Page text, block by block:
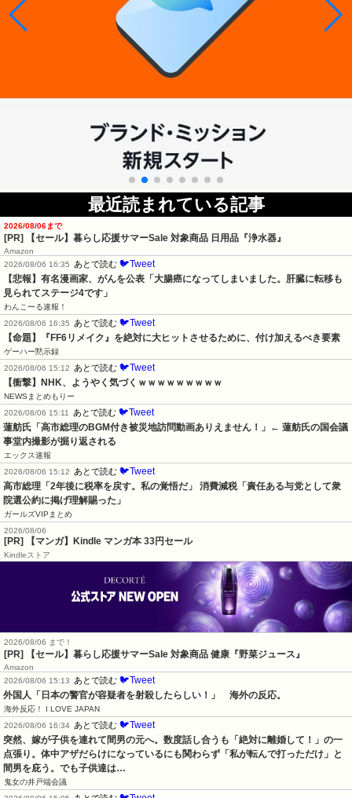
最近読まれている記事
2026/08/06まで
[PR] 【セール】暮らし応援サマーSale 対象商品 日用品『浄水器』
Amazon
2026/08/06 16:35
あとで読む 🐦Tweet
【悲報】有名漫画家、がんを公表「大腸癌になってしまいました。肝臓に転移も
見られてステージ4です」
わんこーる速報！
2026/08/06 16:35
あとで読む 🐦Tweet
【命題】『FF6リメイク』を絶対に大ヒットさせるために、付け加えるべき要素
ゲーハー黙示録
2026/08/06 15:12
あとで読む 🐦Tweet
【衝撃】NHK、ようやく気づくｗｗｗｗｗｗｗｗｗ
NEWSまとめもりー
2026/08/06 15:11
あとで読む 🐦Tweet
蓮舫氏「高市総理のBGM付き被災地訪問動画ありえません！」← 蓮舫氏の国会議
事堂内撮影が掘り返される
エックス速報
2026/08/06 15:12
あとで読む 🐦Tweet
高市総理「2年後に税率を戻す。私の覚悟だ」 消費減税「責任ある与党として衆
院選公約に掲げ理解賜った」
ガールズVIPまとめ
2026/08/06
[PR] 【マンガ】Kindle マンガ本 33円セール
Kindleストア
2026/08/06 まで！
[PR] 【セール】暮らし応援サマーSale 対象商品 健康『野菜ジュース』
Amazon
2026/08/06 15:13
あとで読む 🐦Tweet
外国人「日本の警官が容疑者を射殺したらしい！」　海外の反応。
海外反応！ I LOVE JAPAN
2026/08/06 16:34 あとで読む 🐦Tweet
突然、嫁が子供を連れて間男の元へ。数度話し合うも「絶対に離婚して！」の一
点張り。体中アザだらけになっているにも関わらず「私が転んで打っただけ」と
間男を庇う。でも子供達は…
鬼女の井戸端会議